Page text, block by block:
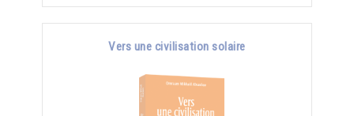
Vers une civilisation solaire